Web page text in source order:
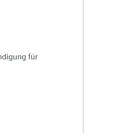
für